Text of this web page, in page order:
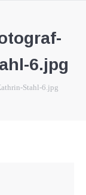
6.jpg
Stahl-6.jpg